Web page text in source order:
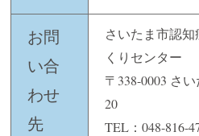
お問
い合
わせ
先
さいたま市認
くりセンター
〒338-0003 さ
20
TEL：048-816-